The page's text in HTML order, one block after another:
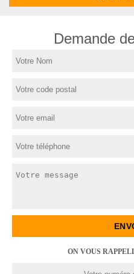
Demande
ON VOUS